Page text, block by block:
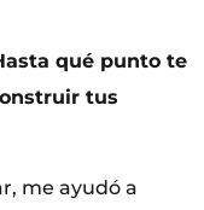
qué punto te
tus
me ayudó a